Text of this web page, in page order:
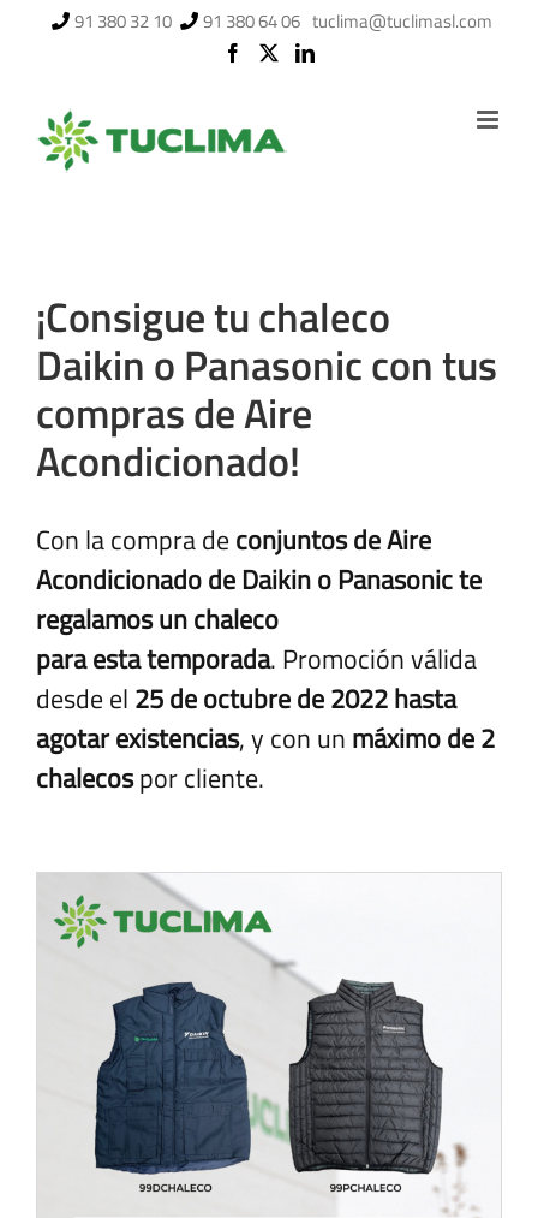
91 380 32 10 91 380 64 06 tuclima@tuclimasl.com
¡Consigue tu chaleco
Daikin o Panasonic con tus
compras de Aire
Acondicionado!
Con la compra de conjuntos de Aire
Acondicionado de Daikin o Panasonic te
regalamos un chaleco
para esta temporada. Promoción válida
desde el 25 de octubre de 2022 hasta
agotar existencias, y con un máximo de 2
chalecospor cliente.